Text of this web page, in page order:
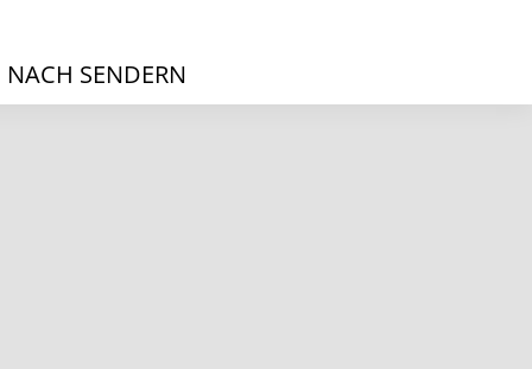
SENDERN